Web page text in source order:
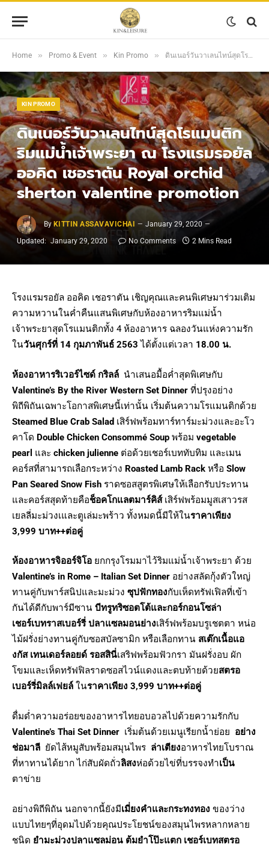
Home » Promo & Event » Kin Promo » ดินเนอร์วันวาเลนไทน์สุดโรแมนติกริมแม่น้ำเจ้าพระยา ณ โรงแรมรอยัล ออคิด เชอราตัน Royal orchid sherton valentine promotion
KIN PROMO
ดินเนอร์วันวาเลนไทน์สุดโรแมนติก
ริมแม่น้ำเจ้าพระยา ณ โรงแรมรอยัล
ออคิด เชอราตัน Royal orchid
sherton valentine promotion
By KITTIN ASSAVAVICHAI
January 29, 2020
Updated: January 29, 2020 No Comments 2 Mins Read
โรงแรมรอยัล ออคิด เชอราตัน เชิญคุณและคนพิเศษมาร่วมเติม
ความหวานในค่ำคืนแสนพิเศษกับห้องอาหารริมแม่น้ำ
เจ้าพระยาสุดโรแมนติกทั้ง 4 ห้องอาหาร ฉลองวันแห่งความรัก
ในวันศุกร์ที่ 14 กุมภาพันธ์ 2563 ได้ตั้งแต่เวลา 18.00 น.
ห้องอาหารริเวอร์ไซด์ กริลล์ นำเสนอมื้อค่ำสุดพิเศษกับ
Valentine’s By the River Western Set Dinner ที่ปรุงอย่าง
พิถีพิถันเฉพาะโอกาสพิเศษนี้เท่านั้น เริ่มต้นความโรแมนติกด้วย
Steamed Blue Crab Salad เสิร์ฟพร้อมทาร์ทาร์มะม่วงและอะโว
คาโด Double Chicken Consommé Soup พร้อม vegetable
pearl และ chicken julienne ต่อด้วยเชอร์เบททับทิม และเมน
คอร์สที่สามารถเลือกระหว่าง Roasted Lamb Rack หรือ Slow
Pan Seared Snow Fish ราดซอสสูตรพิเศษให้เลือกรับประทาน
และคอร์สสุดท้ายคือช็อคโกแลตมาร์คิส์ เสิร์ฟพร้อมมูสเสาวรส
เยลลี่มะม่วงเและตูเล่มะพร้าว ทั้งหมดนี้มีให้ในราคาเพียง
3,999 บาท++ต่อคู่
ห้องอาหารจิออร์จิโอ ยกกรุงโรมมาไว้ริมแม่น้ำเจ้าพระยา ด้วย
Valentine’s in Rome – Italian Set Dinner อย่างสลัดกุ้งตัวใหญ่
ทานคู่กับพาร์สนิปและมะม่วง ซุปฟักทองกับเห็ดทรัฟเฟิลที่เข้า
กันได้ดีกับพาร์มีซาน บีทรูทริซอตโต้และกอร์กอนโซล่า
เชอร์เบทราสเบอร์รี่ ปลาแซลมอนย่างเสิร์ฟพร้อมบรูเชตตา หน่อ
ไม้ฝรั่งย่างทานคู่กับซอสบัลซามิก หรือเลือกทาน สเต๊กเนื้อแอ
งกัส เทนเดอร์ลอยด์ รอสสินี่เสริฟพร้อมฟัวกรา มันฝรั่งอบ ผัก
โขมและเห็ดทรัฟฟิลราดซอสไวน์แดงและตบท้ายด้วยสตรอ
เบอร์รี่มิลล์เฟยล์ ในราคาเพียง 3,999 บาท++ต่อคู่
ดื่มด่ำความอร่อยของอาหารไทยอบอวลไปด้วยความรักกับ
Valentine’s Thai Set Dinner เริ่มต้นด้วยเมนูเรียกน้ำย่อย อย่าง
ช่อมาลี ยัดไส้หมูสับพร้อมสมุนไพร ล่าเตียงอาหารไทยโบราณ
ที่หาทานได้ยาก ไก่สับผัดถั่วลิสงห่อด้วยไข่ที่บรรจงทำเป็น
ตาข่าย
อย่างพิถีพิถัน นอกจากนี้ยังมีเมี่ยงคำและกระทงทอง ของว่าง
แบบไทยๆที่อุดมไปด้วยคุณประโยชน์ของสมุนไพรหลากหลาย
ชนิด ยำมะม่วงปลาแซลม่อน ต้มยำโป๊ะแตก เชอร์เบทสตรอ